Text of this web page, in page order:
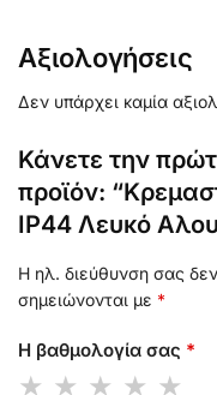
Αξιολογήσεις
Δεν υπάρχει καμία
Κάνετε την
προϊόν:
ΙΡ44 Λευκό
Η ηλ. διεύθυνση σας
σημειώνονται με *
Η βαθμολογία σας *